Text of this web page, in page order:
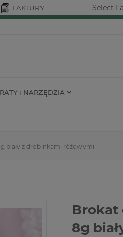
FAKTURY Select
i NARZĘDZIA
biały z drobinkami różowymi
Brokat
8g